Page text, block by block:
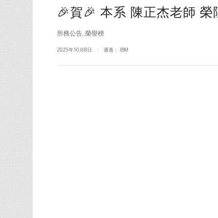
🎉賀🎉 本系 陳正杰老師 榮
所務公告,榮譽榜
2025年10月8日 / 通過： IBM